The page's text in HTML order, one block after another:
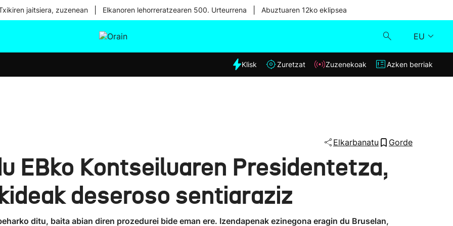
jaitsiera, zuzenean Elkanoren lehorreratzearen 500. Urteurrena Abuztuaren 12ko eklipsea
EU
Eguraldia
Klisk
Klisk Zuretzat Zuzenekoak Azken berriak
Elkarbanatu Gorde
EBko Kontseiluaren Presidentetza,
deseroso sentiaraziz
ditu, baita abian diren prozedurei bide eman ere. Izendapenak ezinegona eragin du Bruselan,